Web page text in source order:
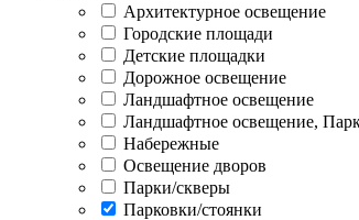
Архитектурное освещение
Городские площади
Детские площадки
Дорожное освещение
Ландшафтное освещение
Ландшафтное освещение,
Набережные
Освещение дворов
Парки/скверы
Парковки/стоянки